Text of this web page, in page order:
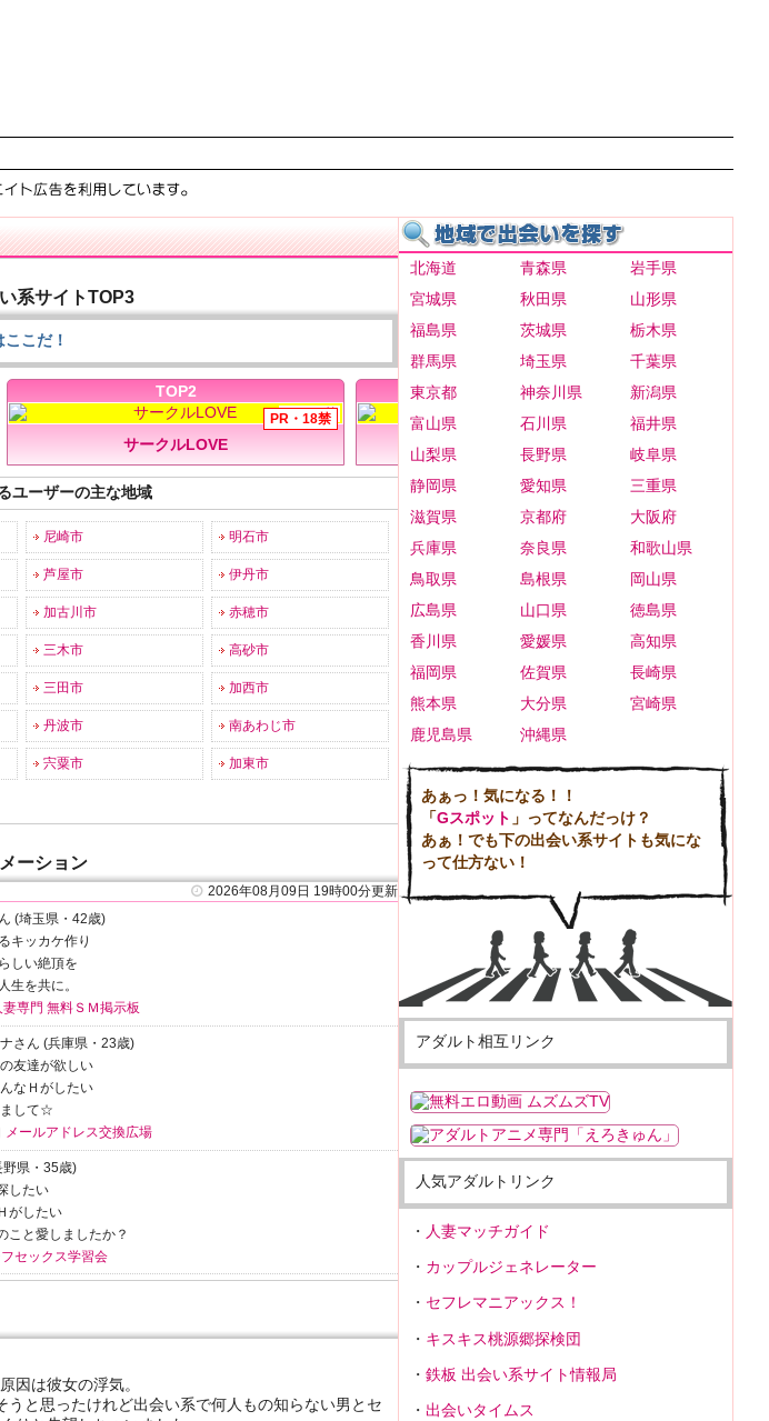
系サイトTOP3
こだ！
TOP2
サークルLOVE
TOP3
ご近所タウン
ユーザーの主な地域
尼崎市 明石市
芦屋市 伊丹市
加古川市 赤穂市
三木市 高砂市
三田市 加西市
丹波市 南あわじ市
宍粟市 加東市
ーション
2026年08月09日 19時00分更新
(埼玉県・42歳)
キッカケ作り
しい絶頂を
生を共に。
妻専門 無料ＳＭ掲示板
ナさん (兵庫県・23歳)
の友達が欲しい
んなＨがしたい
まして☆
メールアドレス交換広場
野県・35歳)
したい
がしたい
こと愛しましたか？
セックス学習会
因は彼女の浮気。
と思ったけれど出会い系で何人もの知らない男とセ
北海道 青森県
岩手県
宮城県
秋田県
山形県
福島県
茨城県
栃木県
群馬県
埼玉県
千葉県
東京都
神奈川県
新潟県
富山県
石川県
福井県
山梨県
長野県
岐阜県
静岡県
愛知県
三重県
滋賀県
京都府
大阪府
兵庫県
奈良県
和歌山県
鳥取県
島根県
岡山県
広島県
山口県
徳島県
香川県
愛媛県
高知県
福岡県
佐賀県
長崎県
熊本県
大分県
宮崎県
鹿児島県
沖縄県
あぁっ！気になる！！
「Gスポット 」ってなんだっけ？
あぁ！でも下の出会い系サイトも気にな
って仕方ない！
アダルト相互リンク
人気アダルトリンク
人妻マッチガイド
カップルジェネレーター
セフレマニアックス！
キスキス桃源郷探検団
鉄板 出会い系サイト情報局
出会いタイムス